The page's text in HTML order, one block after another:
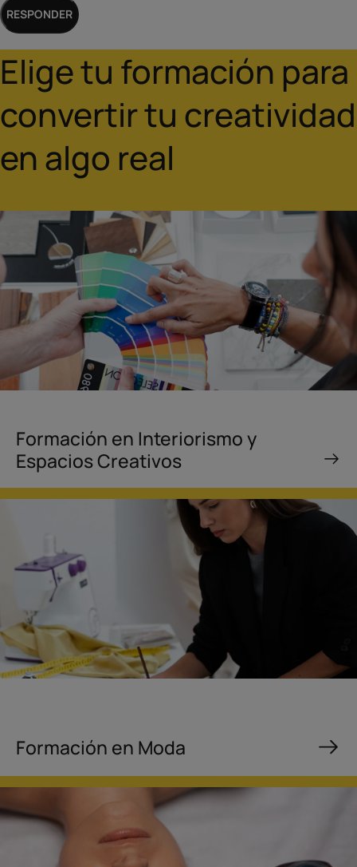
NOMBRE
ENVIAR COMENTARIO CANCELAR
AÑADE AQUÍ TU COMENTARIO
NOMBRE
ENVIAR COMENTARIO CANCELAR
RESPONDER
Elige tu formación para
convertir tu creatividad
en algo real
Formación en Interiorismo y
Espacios Creativos
Formación en Moda